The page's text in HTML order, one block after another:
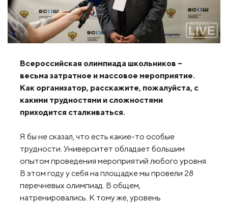
Всероссийская олимпиада школьников –
весьма затратное и массовое мероприятие.
Как организатор, расскажите, пожалуйста, с
какими трудностями и сложностями
приходится сталкиваться.
Я бы не сказал, что есть какие-то особые
трудности. Университет обладает большим
опытом проведения мероприятий любого уровня.
В этом году у себя на площадке мы провели 28
перечневых олимпиад. В общем,
натренировались. К тому же, уровень